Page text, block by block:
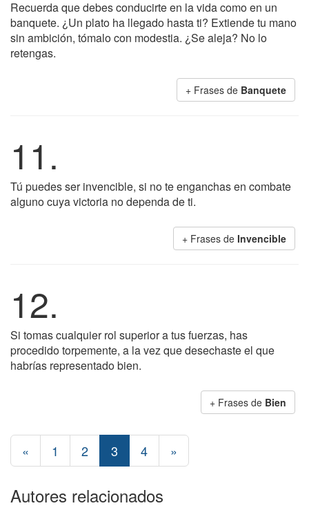
Recuerda que debes conducirte en la vida como en un
banquete. ¿Un plato ha llegado hasta ti? Extiende tu mano
sin ambición, tómalo con modestia. ¿Se aleja? No lo
retengas.
+ Frases de Banquete
11.
Tú puedes ser invencible, si no te enganchas en combate
alguno cuya victoria no dependa de ti.
+ Frases de Invencible
12.
Si tomas cualquier rol superior a tus fuerzas, has
procedido torpemente, a la vez que desechaste el que
habrías representado bien.
+ Frases de Bien
« 1 2 3 4 »
Autores relacionados